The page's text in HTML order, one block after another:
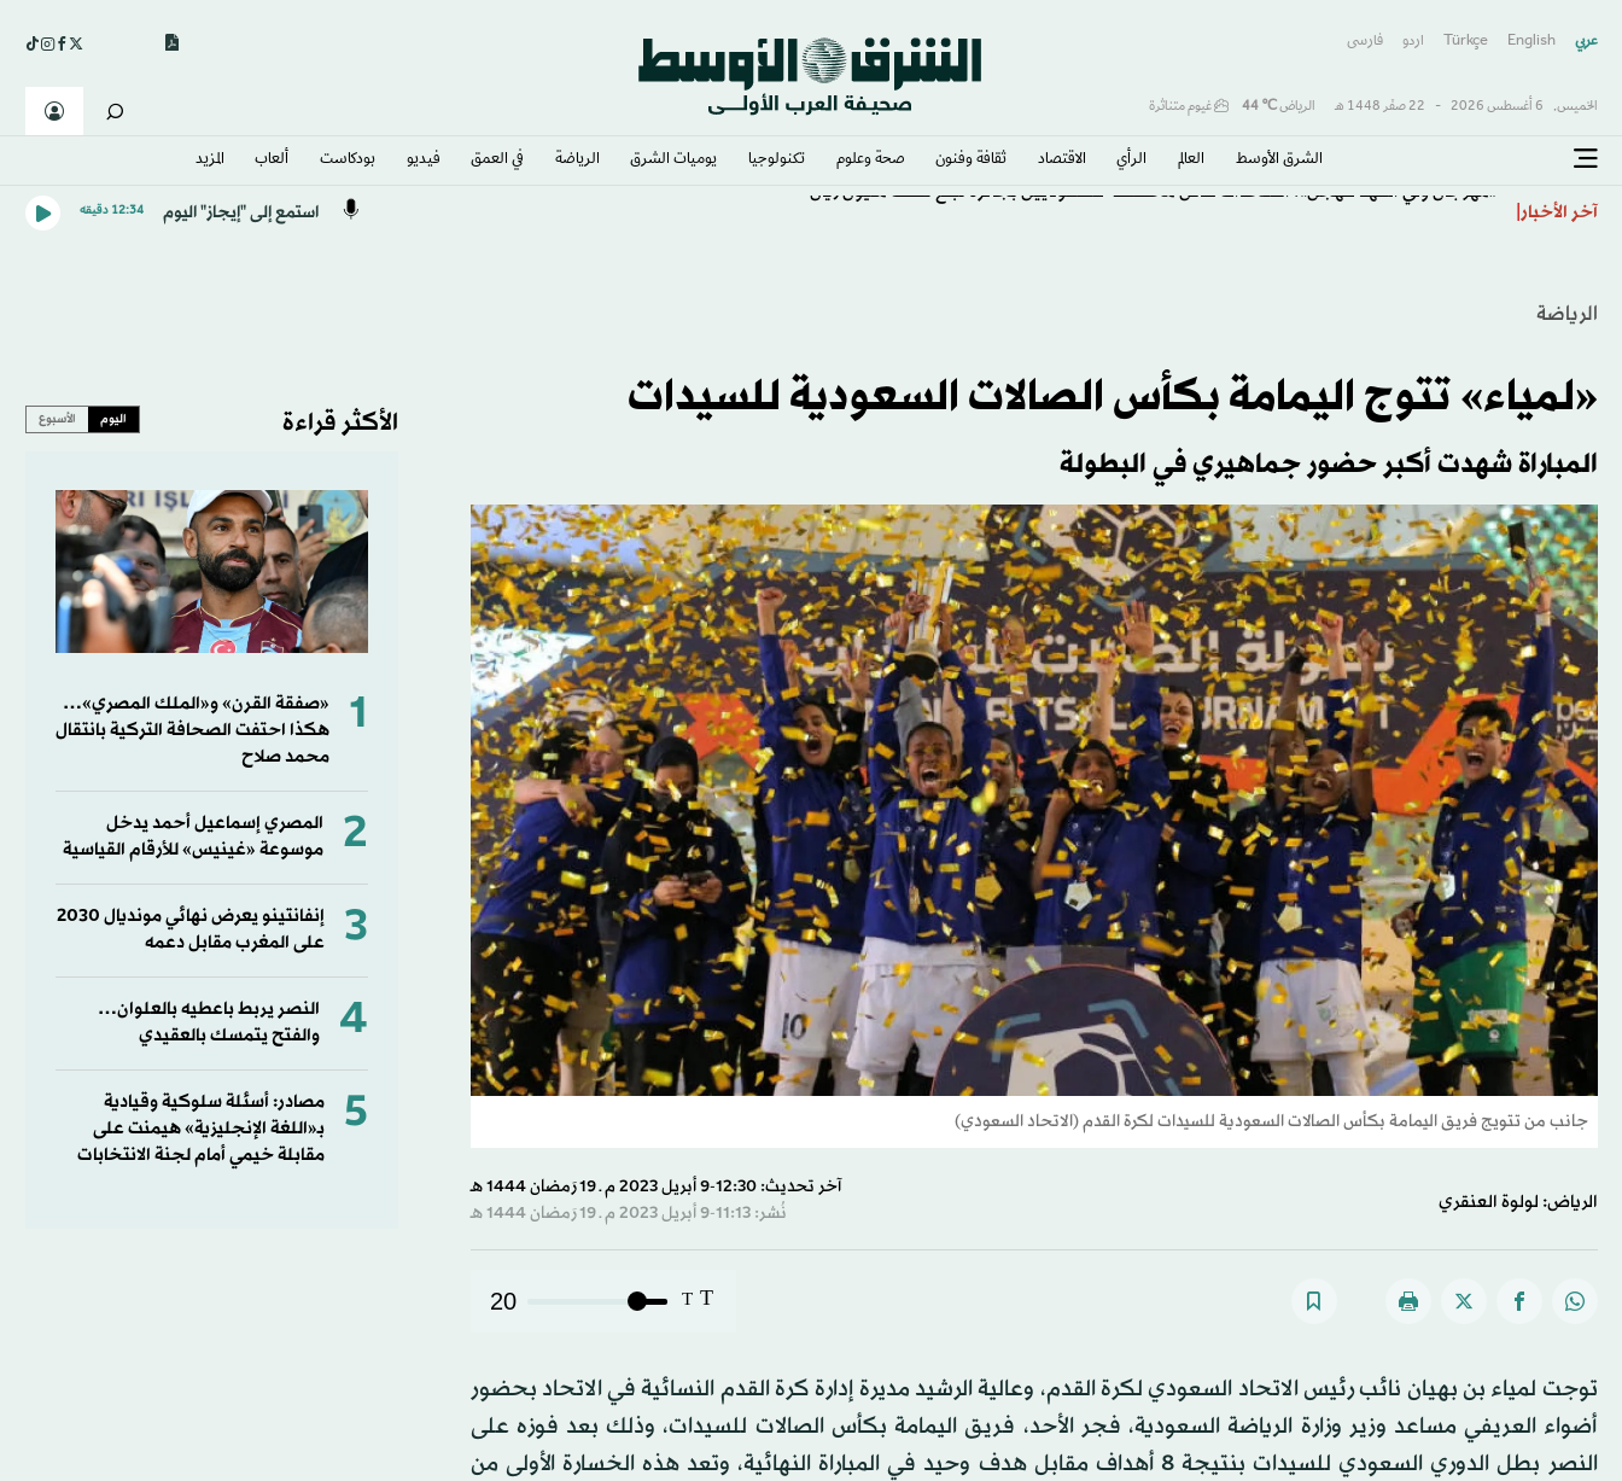
عربي English
Türkçe اردو فارسى
الخميس, 6 أغسطس 2026 - 22 صفَر 1448 هـ الرياض℃
44 غيوم متناثرة
الشرق الأوسط​ العالم الرأي الاقتصاد ثقافة وفنون صحة وعلوم تكنولوجيا يوميات الشرق​ الرياضة في العمق فيديو بودكاست ألعاب المزيد
آخر الأخبار «مهرجان ولي العهد للهجن»: استحداث كأس مخصصة للسعوديين بجائزة تبلغ نصف مليون ريال استمع إلى "إيجاز" اليوم 12:34 دقيقه
الرياضة
«لمياء» تتوج اليمامة بكأس الصالات السعودية للسيدات
المباراة شهدت أكبر حضور جماهيري في البطولة
جانب من تتويج فريق اليمامة بكأس الصالات السعودية للسيدات لكرة القدم (الاتحاد السعودي)
الرياض: لولوة العنقري
آخر تحديث: 12:30-9 أبريل 2023 م ـ 19 رَمضان 1444 هـ
نُشر: 11:13-9 أبريل 2023 م ـ 19 رَمضان 1444 هـ
T
T
20
توجت لمياء بن بهيان نائب رئيس الاتحاد السعودي لكرة القدم، وعالية الرشيد مديرة إدارة كرة القدم النسائية في الاتحاد بحضور
أضواء العريفي مساعد وزير وزارة الرياضة السعودية، فجر الأحد، فريق اليمامة بكأس الصالات للسيدات، وذلك بعد فوزه على
النصر بطل الدوري السعودي للسيدات بنتيجة 8 أهداف مقابل هدف وحيد في المباراة النهائية، وتعد هذه الخسارة الأولى من
الأكثر قراءة اليوم الأسبوع
1
«صفقة القرن» و«الملك المصري»…
هكذا احتفت الصحافة التركية بانتقال
محمد صلاح
2
المصري إسماعيل أحمد يدخل
موسوعة «غينيس» للأرقام القياسية
3
إنفانتينو يعرض نهائي مونديال 2030
على المغرب مقابل دعمه
4
النصر يربط باعطيه بالعلوان…
والفتح يتمسك بالعقيدي
5
مصادر: أسئلة سلوكية وقيادية
بـ«اللغة الإنجليزية» هيمنت على
مقابلة خيمي أمام لجنة الانتخابات